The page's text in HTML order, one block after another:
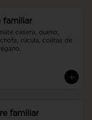
familiar
casera, queso,
rúcula, colitas de
familiar